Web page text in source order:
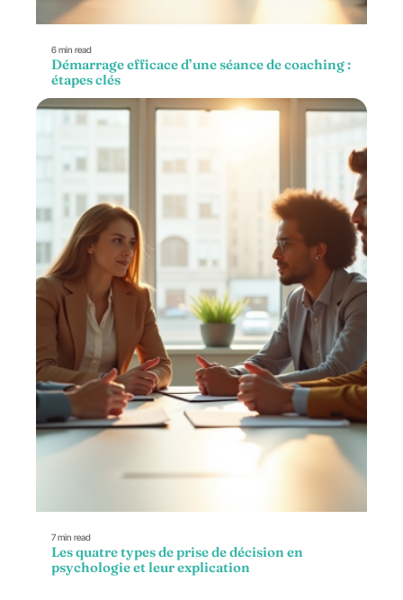
6 min read
Démarrage efficace d’une séance de coaching :
étapes clés
7 min read
Les quatre types de prise de décision en
psychologie et leur explication